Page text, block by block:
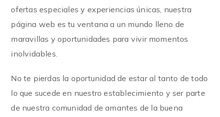
ofertas especiales y experiencias únicas, nuestra
página web es tu ventana a un mundo lleno de
maravillas y oportunidades para vivir momentos
inolvidables.
No te pierdas la oportunidad de estar al tanto de todo
lo que sucede en nuestro establecimiento y ser parte
de nuestra comunidad de amantes de la buena